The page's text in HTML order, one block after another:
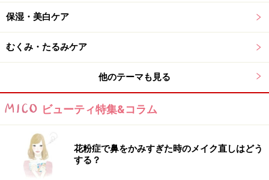
保湿・美白ケア
むくみ・たるみケア
他のテーマも見る
ビューティ特集&コラム
花粉症で鼻をかみすぎた時のメイク直しはどう
する？